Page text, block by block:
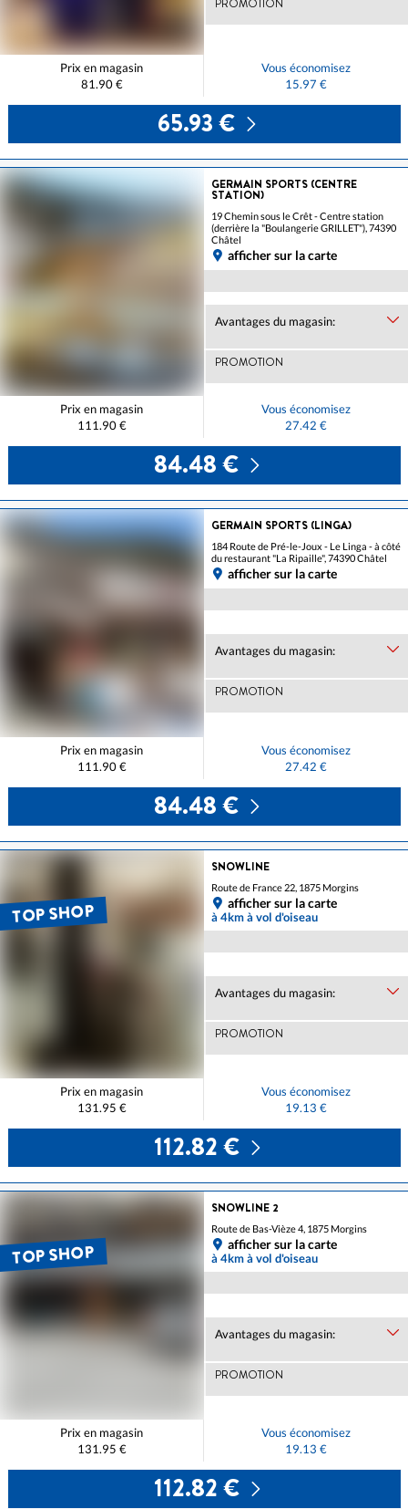
PROMOTION
Prix en magasin
81.90 €
Vous économisez
15.97 €
65.93 €
GERMAIN SPORTS (CENTRE
STATION)
19 Chemin sous le Crêt - Centre station
(derrière la "Boulangerie GRILLET"), 74390
Châtel
afficher sur la carte
Avantages du magasin:
PROMOTION
Prix en magasin
111.90 €
Vous économisez
27.42 €
84.48 €
GERMAIN SPORTS (LINGA)
184 Route de Pré-le-Joux - Le Linga - à côté
du restaurant "La Ripaille", 74390 Châtel
afficher sur la carte
Avantages du magasin:
PROMOTION
Prix en magasin
111.90 €
Vous économisez
27.42 €
84.48 €
TOP SHOP
SNOWLINE
Route de France 22, 1875 Morgins
afficher sur la carte
à 4km à vol d'oiseau
Avantages du magasin:
PROMOTION
Prix en magasin
131.95 €
Vous économisez
19.13 €
112.82 €
TOP SHOP
SNOWLINE 2
Route de Bas-Vièze 4, 1875 Morgins
afficher sur la carte
à 4km à vol d'oiseau
Avantages du magasin:
PROMOTION
Prix en magasin
131.95 €
Vous économisez
19.13 €
112.82 €